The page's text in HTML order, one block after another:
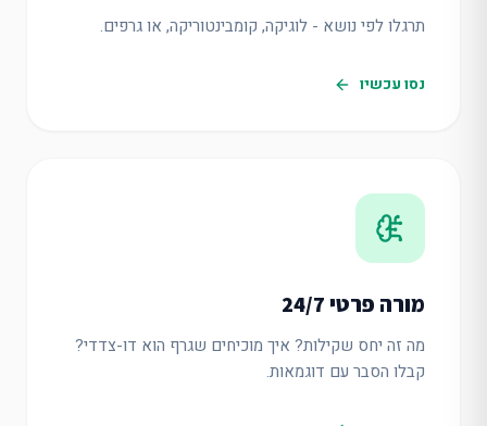
תרגלו לפי נושא - לוגיקה, קומבינטוריקה, או גרפים.
נסו עכשיו
מורה פרטי 24/7
מה זה יחס שקילות? איך מוכיחים שגרף הוא דו-צדדי?
קבלו הסבר עם דוגמאות.